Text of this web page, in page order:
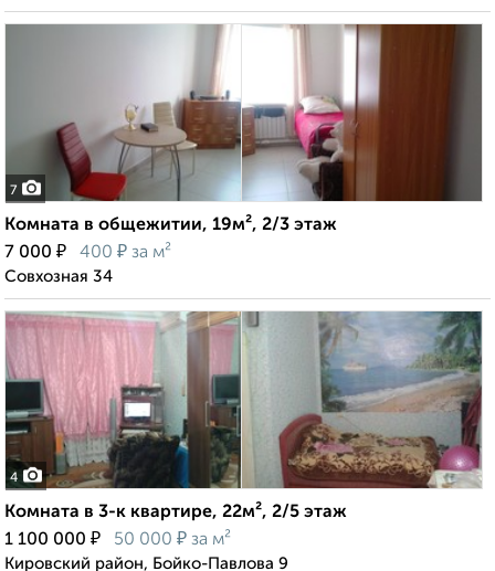
7
Комната в общежитии, 19м², 2/3 этаж
7 000 ₽ 400 ₽ за м²
Совхозная 34
4
Комната в 3-к квартире, 22м², 2/5 этаж
1 100 000 ₽ 50 000 ₽ за м²
Кировский район, Бойко-Павлова 9